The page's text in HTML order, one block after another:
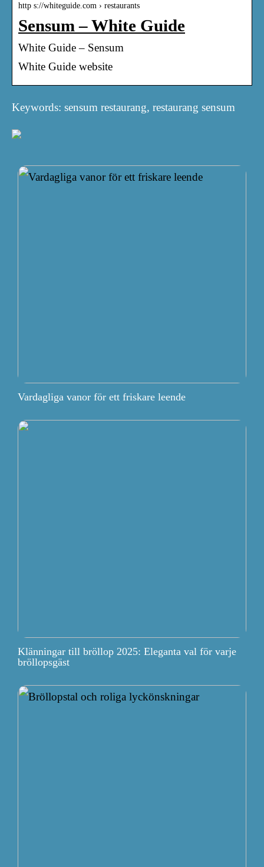
http s://whiteguide.com › restaurants
Sensum – White Guide
White Guide – Sensum
White Guide website
Keywords: sensum restaurang, restaurang sensum
Vardagliga vanor för ett friskare leende
Klänningar till bröllop 2025: Eleganta val för varje
bröllopsgäst